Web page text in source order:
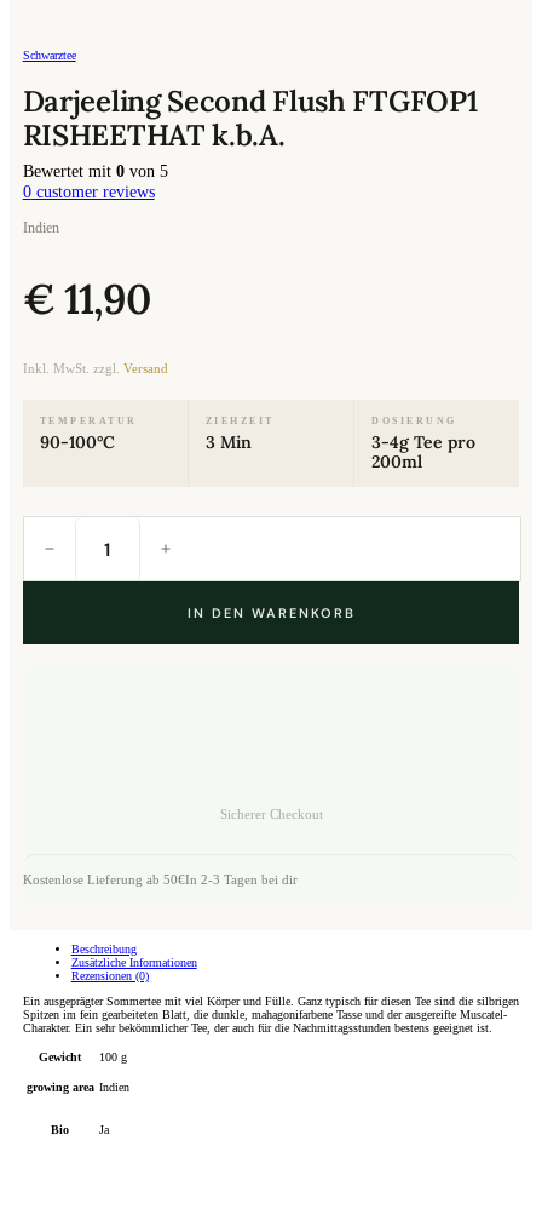
Schwarztee
Darjeeling Second Flush FTGFOP1
RISHEETHAT k.b.A.
Bewertet mit 0von 5
0customer reviews
Indien
€11,90
Inkl. MwSt. zzgl. Versand
TEMPERATUR
90-100°C
ZIEHZEIT
3 Min
DOSIERUNG
3-4g Tee pro
200ml
Flush
IN DEN WARENKORB
Sicherer Checkout
Kostenlose Lieferung ab 50€In 2-3 Tagen bei dir
Beschreibung
Zusätzliche Informationen
Rezensionen (0)
Ein ausgeprägter Sommertee mit viel Körper und Fülle. Ganz typisch für diesen Tee sind die silbrigen
Spitzen im fein gearbeiteten Blatt, die dunkle, mahagonifarbene Tasse und der ausgereifte Muscatel-
Charakter. Ein sehr bekömmlicher Tee, der auch für die Nachmittagsstunden bestens geeignet ist.
Gewicht 100 g
growing area Indien
Bio Ja